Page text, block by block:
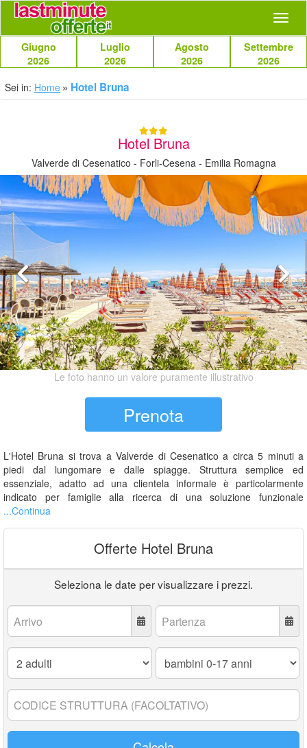
Giugno
2026
Luglio
2026
Agosto
2026
Settembre
2026
Sei in: Home Hotel Bruna
Hotel Bruna
Valverde di Cesenatico - Forli-Cesena - Emilia Romagna
Le foto hanno un valore puramente illustrativo
Prenota
L'Hotel Bruna si trova a Valverde di Cesenatico a circa 5 minuti a
piedi dal lungomare e dalle spiagge. Struttura semplice ed
essenziale, adatto ad una clientela informale è particolarmente
indicato per famiglie alla ricerca di una soluzione funzionale
...Continua
Offerte Hotel Bruna
Seleziona le date per visualizzare i prezzi.
Arrivo: Partenza:
Adulti:
Bambini
17
Codice
struttura: